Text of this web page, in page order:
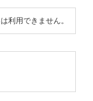
利用できません。